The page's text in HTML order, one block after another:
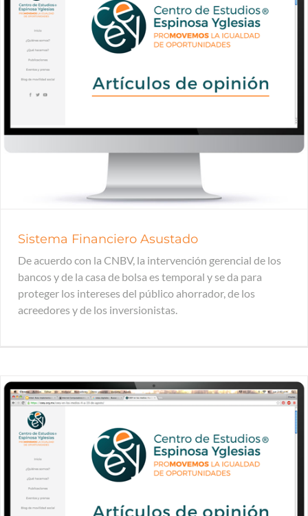
Sistema Financiero Asustado
De acuerdo con la CNBV, la intervención gerencial de los
bancos y de la casa de bolsa es temporal y se da para
proteger los intereses del público ahorrador, de los
acreedores y de los inversionistas.